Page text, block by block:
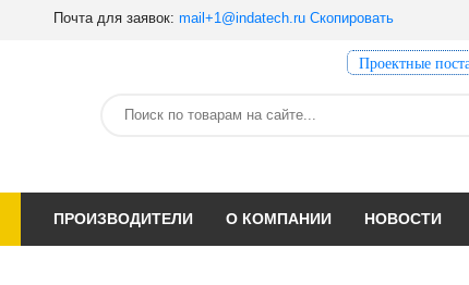
Почта для заявок: mail+1@indatech.ru Скопировать
Проектные
ПРОИЗВОДИТЕЛИ О КОМПАНИИ НОВОСТИ